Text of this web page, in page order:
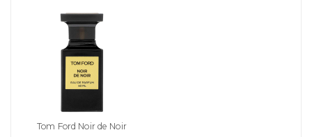
Tom Ford Noir de Noir